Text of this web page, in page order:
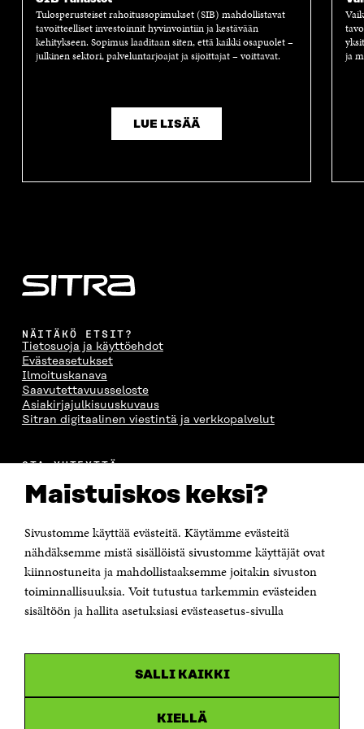
Maistuiskos keksi?
Sivustomme käyttää evästeitä. Käytämme evästeitä
nähdäksemme mistä sisällöistä sivustomme käyttäjät ovat
kiinnostuneita ja mahdollistaaksemme joitakin sivuston
toiminnallisuuksia. Voit tutustua tarkemmin evästeiden
sisältöön ja hallita asetuksiasi evästeasetus-sivulla
SALLI KAIKKI
KIELLÄ
A
S
S
A
S
S
A
S
S
A
A
S
S
A
Tulosperusteiset rahoitussopimukset (SIB) mahdollistavat
tavoitteelliset investoinnit hyvinvointiin ja kestävään
kehitykseen. Sopimus laaditaan siten, että kaikki osapuolet –
julkinen sektori, palveluntarjoajat ja sijoittajat – voittavat.
LUE LISÄÄ
ja
NÄITÄKÖ ETSIT?
Tietosuoja ja käyttöehdot
Evästeasetukset
Ilmoituskanava
Saavutettavuusseloste
Asiakirjajulkisuuskuvaus
Sitran digitaalinen viestintä ja verkkopalvelut
OTA YHTEYTTÄ
Itämerenkatu 11-13, PL 160,
00181 Helsinki
Puhelin +358 294 618 991
Sähköpostiosoite
Saapumisohjeet
Y-tunnus 0202132-3
uudessa